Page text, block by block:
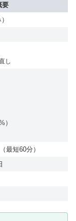
要
し
）
最短60分）